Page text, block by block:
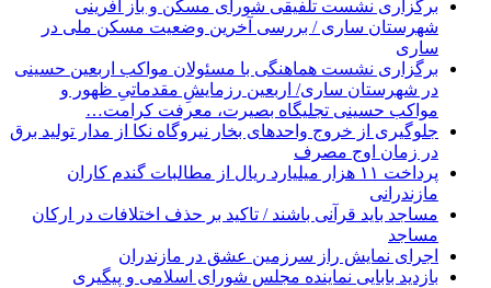
برگزاری ‌نشست تلفیقی شورای مسکن و باز آفرینی
شهرستان ساری / بررسی آخرین وضعیت مسکن ملی در
ساری
برگزاری نشست هماهنگی با مسئولان مواکب اربعین حسینی
در شهرستان ساری/ اربعین رزمایشِ مقدماتیِ ظهور و
مواکب حسینی تجلیگاه بصیرت، معرفت کرامت…
جلوگیری از خروج واحدهای بخار نیروگاه نکا از مدار تولید برق
در زمان اوج مصرف
پرداخت ۱۱ هزار میلیارد ریال از مطالبات گندم کاران
مازندرانی
مساجد باید قرآنی باشند / تاکید بر حذف اختلافات در ارکان
مساجد
اجرای نمایش راز سرزمین عشق در مازندران
بازدید بابایی نماینده مجلس شورای اسلامی و پیگیری